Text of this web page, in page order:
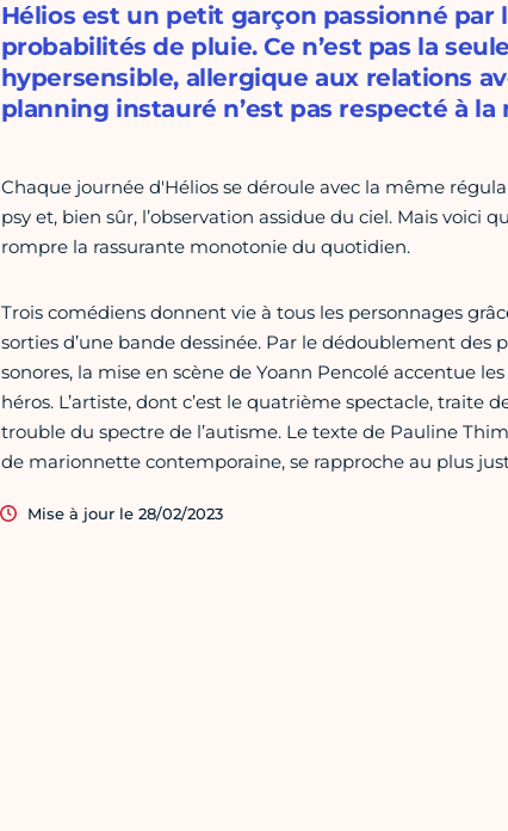
Hélios est un petit garçon passionné par
probabilités de pluie. Ce n’est pas la
hypersensible, allergique aux relations
planning instauré n’est pas respecté à la
Chaque journée d'Hélios se déroule avec la même
psy et, bien sûr, l’observation assidue du ciel. Mais
rompre la rassurante monotonie du quotidien.
Trois comédiens donnent vie à tous les personnages
sorties d’une bande dessinée. Par le dédoublement des
sonores, la mise en scène de Yoann Pencolé accentue
héros. L’artiste, dont c’est le quatrième spectacle, traite
trouble du spectre de l’autisme. Le texte de Pauline
de marionnette contemporaine, se rapproche au plus
Mise à jour le 28/02/2023